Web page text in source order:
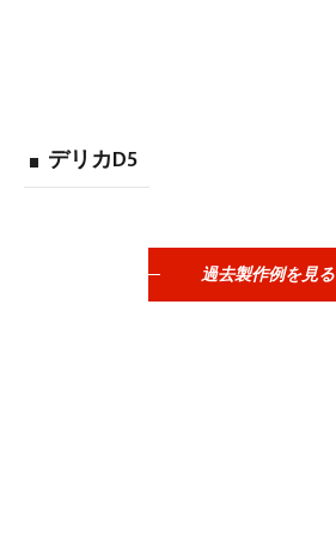
デリカD5
過去製作例を見る